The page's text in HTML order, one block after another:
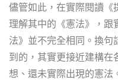
儘管如此，在實際閱讀《
理解其中的《憲法》，跟
法》並不完全相同。換
到的，其實更接近建構
想、還未實際出現的憲法